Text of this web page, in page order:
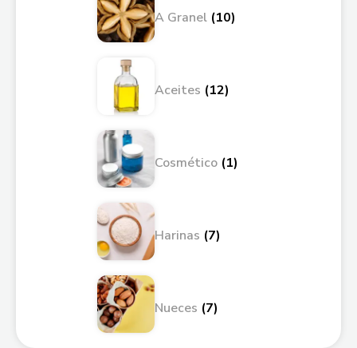
A Granel (10)
Aceites (12)
Cosmético (1)
Harinas (7)
Nueces (7)